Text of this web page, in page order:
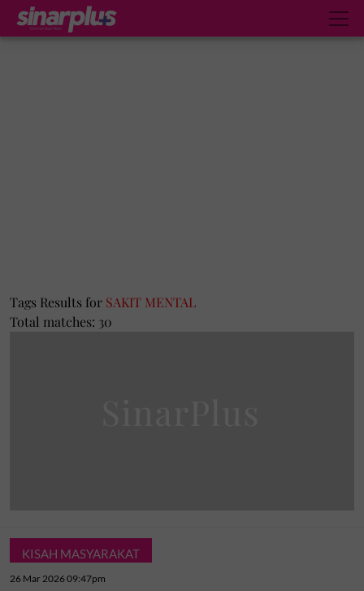
Tags Results for SAKIT MENTAL
Total matches: 30
KISAH MASYARAKAT
26 Mar 2026 09:47pm